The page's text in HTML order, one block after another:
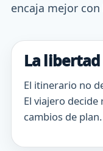
encaja mejor
La
El itinerario no
El viajero
cambios de plan.